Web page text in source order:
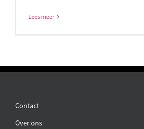
Lees meer
Contact
Over ons